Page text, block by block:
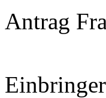
Antrag